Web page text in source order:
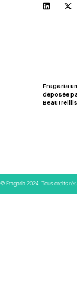
Fragaria
déposée
© Fragaria 2024. Tous droits